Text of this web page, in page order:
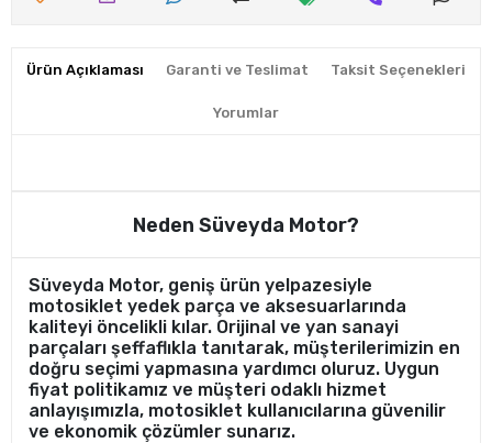
Ürün Açıklaması Garanti ve Teslimat Taksit Seçenekleri
Yorumlar
Neden Süveyda Motor?
Süveyda Motor, geniş ürün yelpazesiyle
motosiklet yedek parça ve aksesuarlarında
kaliteyi öncelikli kılar. Orijinal ve yan sanayi
parçaları şeffaflıkla tanıtarak, müşterilerimizin en
doğru seçimi yapmasına yardımcı oluruz. Uygun
fiyat politikamız ve müşteri odaklı hizmet
anlayışımızla, motosiklet kullanıcılarına güvenilir
ve ekonomik çözümler sunarız.